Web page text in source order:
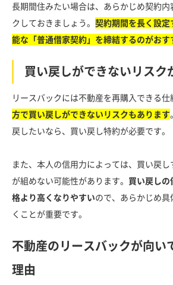
長期間住みたい場合は、あらかじめ契約内
クしておきましょう。 契約期間を長く設定
能な「普通借家契約」を締結するのがおす
買い戻しができないリスク
リースバックには不動産を再購入できる仕
方で買い戻しができないリスクもあります
戻したいなら、買い戻し特約が必要です。
また、本人の信用力によっては、買い戻
が組めない可能性があります。 買い戻し
格より高くなりやすいので、あらかじめ
くことが重要です。
不動産のリースバックが向い
理由